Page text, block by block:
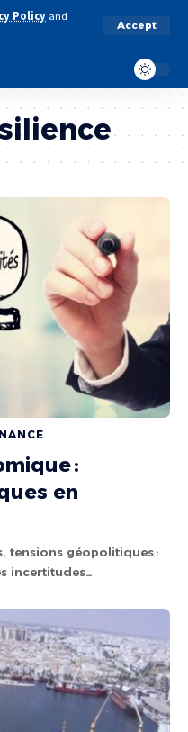
Policy and
Accept
:
en
tensions géopolitiques :
incertitudes…